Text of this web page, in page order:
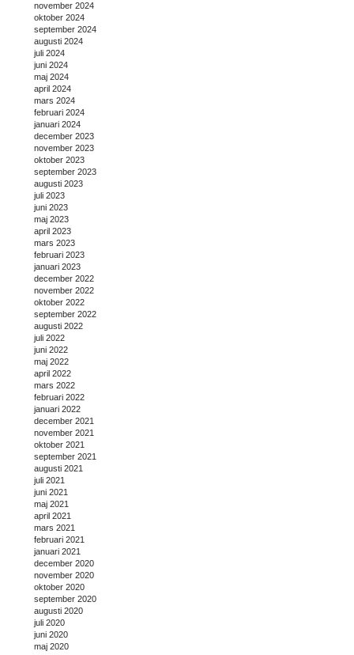
november 2024
oktober 2024
september 2024
augusti 2024
juli 2024
juni 2024
maj 2024
april 2024
mars 2024
februari 2024
januari 2024
december 2023
november 2023
oktober 2023
september 2023
augusti 2023
juli 2023
juni 2023
maj 2023
april 2023
mars 2023
februari 2023
januari 2023
december 2022
november 2022
oktober 2022
september 2022
augusti 2022
juli 2022
juni 2022
maj 2022
april 2022
mars 2022
februari 2022
januari 2022
december 2021
november 2021
oktober 2021
september 2021
augusti 2021
juli 2021
juni 2021
maj 2021
april 2021
mars 2021
februari 2021
januari 2021
december 2020
november 2020
oktober 2020
september 2020
augusti 2020
juli 2020
juni 2020
maj 2020